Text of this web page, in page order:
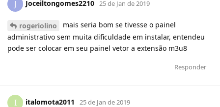
J Joceiltongomes2210 25 de Jan de 2019
rogeriolino
mais seria bom se tivesse o painel
administrativo sem muita dificuldade em instalar, entendeu
pode ser colocar em seu painel vetor a extensão m3u8
Responder
I italomota2011 25 de Jan de 2019